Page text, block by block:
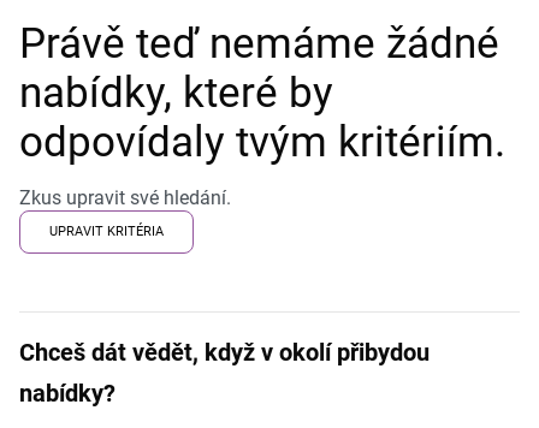
Právě teď nemáme žádné
nabídky, které by
odpovídaly tvým kritériím.
Zkus upravit své hledání.
UPRAVIT KRITÉRIA
Chceš dát vědět, když v okolí přibydou
nabídky?